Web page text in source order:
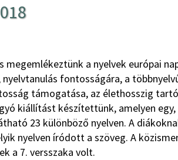
a nyelvek európai
fontosságára, a
támogatása, az élethosszig
kiállítást készítettünk, amelyen
23 különböző nyelven. A
nyelven íródott a szöveg. A
a 7. versszaka volt.